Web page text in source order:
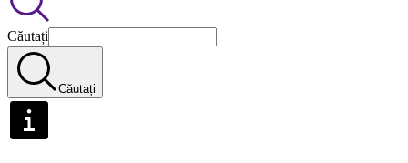
Căutați
Căutați